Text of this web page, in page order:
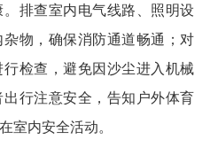
排查室内电气线路、照明设
物，确保消防通道畅通；对
检查，避免因沙尘进入机械
行注意安全，告知户外体育
室内安全活动。